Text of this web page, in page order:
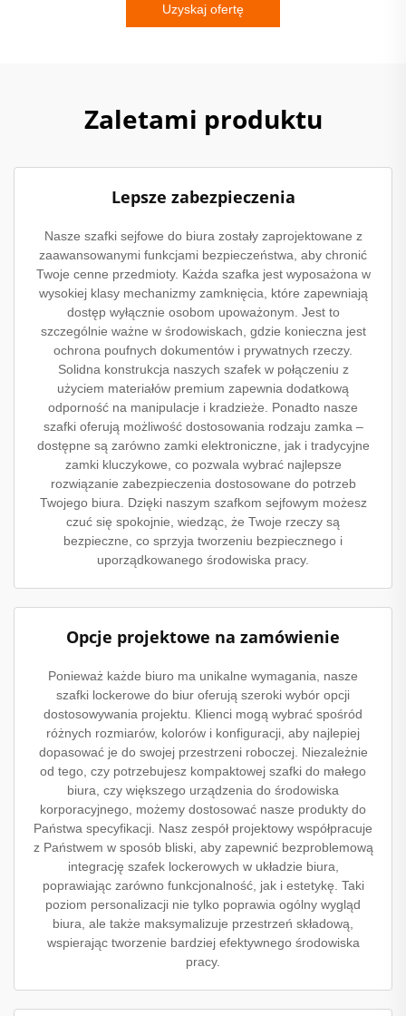
Uzyskaj ofertę
Zaletami produktu
Lepsze zabezpieczenia
Nasze szafki sejfowe do biura zostały zaprojektowane z
zaawansowanymi funkcjami bezpieczeństwa, aby chronić
Twoje cenne przedmioty. Każda szafka jest wyposażona w
wysokiej klasy mechanizmy zamknięcia, które zapewniają
dostęp wyłącznie osobom upoważonym. Jest to
szczególnie ważne w środowiskach, gdzie konieczna jest
ochrona poufnych dokumentów i prywatnych rzeczy.
Solidna konstrukcja naszych szafek w połączeniu z
użyciem materiałów premium zapewnia dodatkową
odporność na manipulacje i kradzieże. Ponadto nasze
szafki oferują możliwość dostosowania rodzaju zamka –
dostępne są zarówno zamki elektroniczne, jak i tradycyjne
zamki kluczykowe, co pozwala wybrać najlepsze
rozwiązanie zabezpieczenia dostosowane do potrzeb
Twojego biura. Dzięki naszym szafkom sejfo­wym możesz
czuć się spokojnie, wiedząc, że Twoje rzeczy są
bezpieczne, co sprzyja tworzeniu bezpiecznego i
uporządkowanego środowiska pracy.
Opcje projektowe na zamówienie
Ponieważ każde biuro ma unikalne wymagania, nasze
szafki lockerowe do biur oferują szeroki wybór opcji
dostosowywania projektu. Klienci mogą wybrać spośród
różnych rozmiarów, kolorów i konfiguracji, aby najlepiej
dopasować je do swojej przestrzeni roboczej. Niezależnie
od tego, czy potrzebujesz kompaktowej szafki do małego
biura, czy większego urządzenia do środowiska
korporacyjnego, możemy dostosować nasze produkty do
Państwa specyfikacji. Nasz zespół projektowy współpracuje
z Państwem w sposób bliski, aby zapewnić bezproblemową
integrację szafek lockerowych w układzie biura,
poprawiając zarówno funkcjonalność, jak i estetykę. Taki
poziom personalizacji nie tylko poprawia ogólny wygląd
biura, ale także maksymalizuje przestrzeń składową,
wspierając tworzenie bardziej efektywnego środowiska
pracy.